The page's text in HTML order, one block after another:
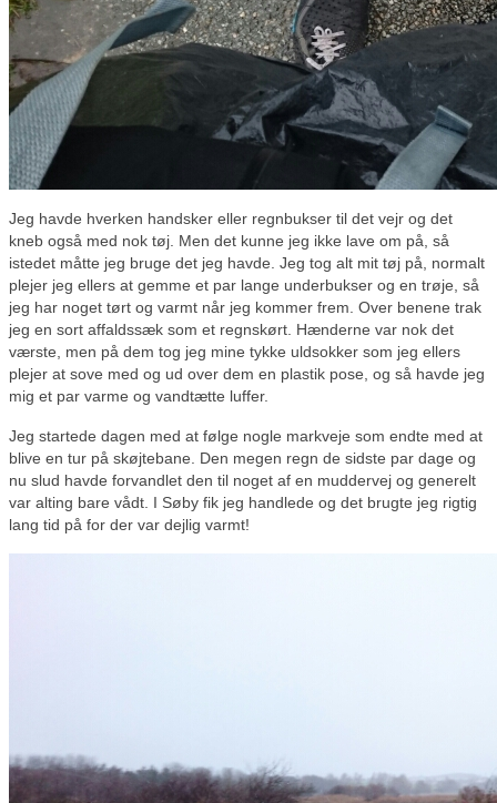
Jeg havde hverken handsker eller regnbukser til det vejr og det
kneb også med nok tøj. Men det kunne jeg ikke lave om på, så
istedet måtte jeg bruge det jeg havde. Jeg tog alt mit tøj på, normalt
plejer jeg ellers at gemme et par lange underbukser og en trøje, så
jeg har noget tørt og varmt når jeg kommer frem. Over benene trak
jeg en sort affaldssæk som et regnskørt. Hænderne var nok det
værste, men på dem tog jeg mine tykke uldsokker som jeg ellers
plejer at sove med og ud over dem en plastik pose, og så havde jeg
mig et par varme og vandtætte luffer.
Jeg startede dagen med at følge nogle markveje som endte med at
blive en tur på skøjtebane. Den megen regn de sidste par dage og
nu slud havde forvandlet den til noget af en muddervej og generelt
var alting bare vådt. I Søby fik jeg handlede og det brugte jeg rigtig
lang tid på for der var dejlig varmt!